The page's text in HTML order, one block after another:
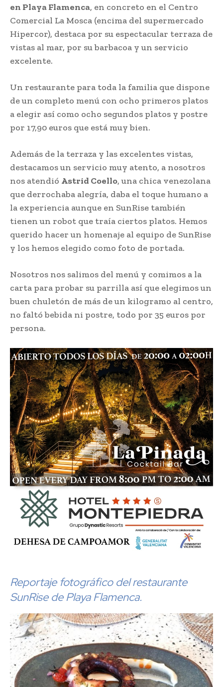
en Playa Flamenca, en concreto en el Centro
Comercial La Mosca (encima del supermercado
Hipercor), destaca por su espectacular terraza de
vistas al mar, por su barbacoa y un servicio
excelente.
Un restaurante para toda la familia que dispone
de un completo menú con ocho primeros platos
a elegir así como ocho segundos platos y postre
por 17,90 euros que está muy bien.
Además de la terraza y las excelentes vistas,
destacamos un servicio muy atento, a nosotros
nos atendió Astrid Coello, una chica venezolana
que derrochaba alegría, daba el toque humano a
la experiencia aunque en SunRise también
tienen un robot que traía ciertos platos. Hemos
querido hacer un homenaje al equipo de SunRise
y los hemos elegido como foto de portada.
Nosotros nos salimos del menú y comimos a la
carta para probar su parrilla así que elegimos un
buen chuletón de más de un kilogramo al centro,
no faltó bebida ni postre, todo por 35 euros por
persona.
Reportaje fotográfico del restaurante
SunRise de Playa Flamenca.